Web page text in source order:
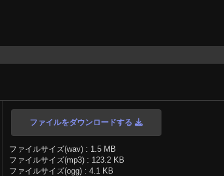
ファイルをダウンロードする
ファイルサイズ(wav) : 1.5 MB
ファイルサイズ(mp3) : 123.2 KB
ファイルサイズ(ogg) : 4.1 KB